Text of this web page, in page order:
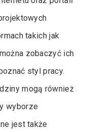
takich jak
zobaczyć ich
styl pracy.
mogą również
wyborze
jest także